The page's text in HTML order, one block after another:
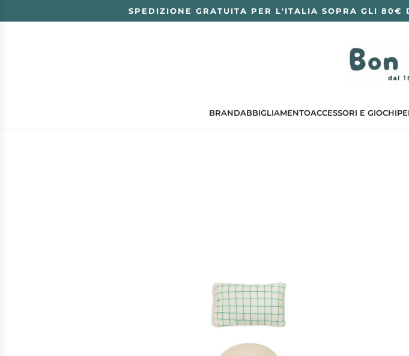
SPEDIZIONE GRATUITA PER L'ITALIA SOPRA GLI 80€
BRANDABBIGLIAMENTOACCESSORI E GIOCHI